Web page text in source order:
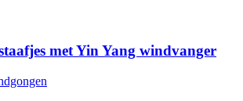
met Yin Yang windvanger